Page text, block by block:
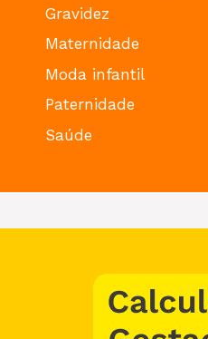
Gravidez
Maternidade
Moda infantil
Paternidade
Saúde